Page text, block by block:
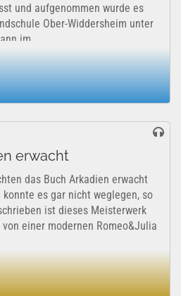
und aufgenommen wurde es
Ober-Widdersheim unter
im...
erwacht
das Buch Arkadien erwacht
es gar nicht weglegen, so
ist dieses Meisterwerk
einer modernen Romeo&Julia